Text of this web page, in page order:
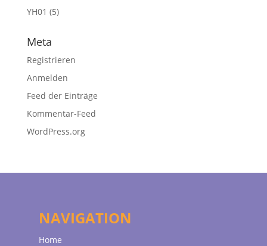
YH01 (5)
Meta
Registrieren
Anmelden
Feed der Einträge
Kommentar-Feed
WordPress.org
NAVIGATION
Home